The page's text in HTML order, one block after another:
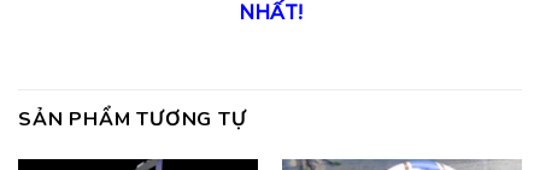
NHẤT!
SẢN PHẨM TƯƠNG TỰ